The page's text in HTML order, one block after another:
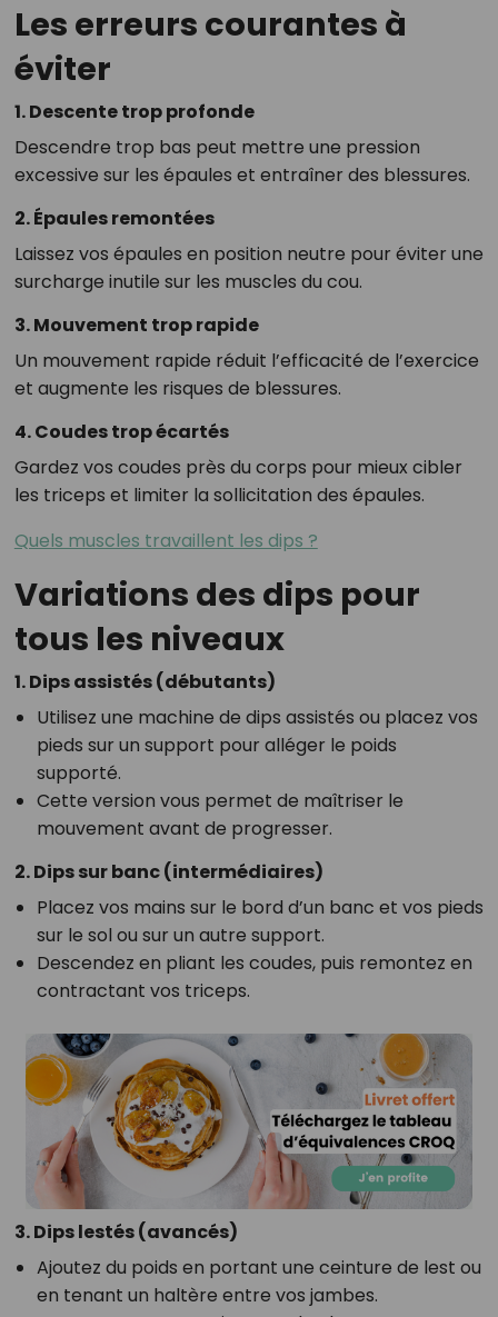
Les erreurs courantes à
éviter
1. Descente trop profonde
Descendre trop bas peut mettre une pression
excessive sur les épaules et entraîner des blessures.
2. Épaules remontées
Laissez vos épaules en position neutre pour éviter une
surcharge inutile sur les muscles du cou.
3. Mouvement trop rapide
Un mouvement rapide réduit l’efficacité de l’exercice
et augmente les risques de blessures.
4. Coudes trop écartés
Gardez vos coudes près du corps pour mieux cibler
les triceps et limiter la sollicitation des épaules.
Quels muscles travaillent les dips ?
Variations des dips pour
tous les niveaux
1. Dips assistés (débutants)
Utilisez une machine de dips assistés ou placez vos
pieds sur un support pour alléger le poids
supporté.
Cette version vous permet de maîtriser le
mouvement avant de progresser.
2. Dips sur banc (intermédiaires)
Placez vos mains sur le bord d’un banc et vos pieds
sur le sol ou sur un autre support.
Descendez en pliant les coudes, puis remontez en
contractant vos triceps.
3. Dips lestés (avancés)
Ajoutez du poids en portant une ceinture de lest ou
en tenant un haltère entre vos jambes.